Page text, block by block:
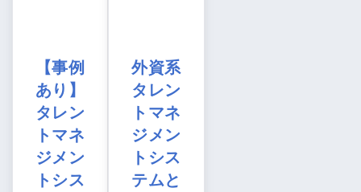
【事例
あり】
タレン
トマネ
ジメン
トシス
外資系
タレン
トマネ
ジメン
トシス
テムと